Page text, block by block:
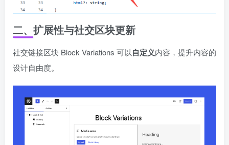
二、扩展性与社交区块更新
社交链接区块 Block Variations 可以自定义内容，提升内容的
设计自由度。